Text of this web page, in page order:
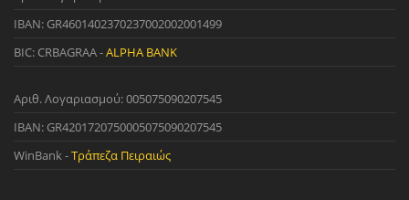
IBAN: GR4601402370237002002001499
BIC: CRBAGRAA -ALPHA BANK
Αριθ. Λογαριασμού: 005075090207545
IBAN: GR4201720750005075090207545
WinBank -Τράπεζα Πειραιώς